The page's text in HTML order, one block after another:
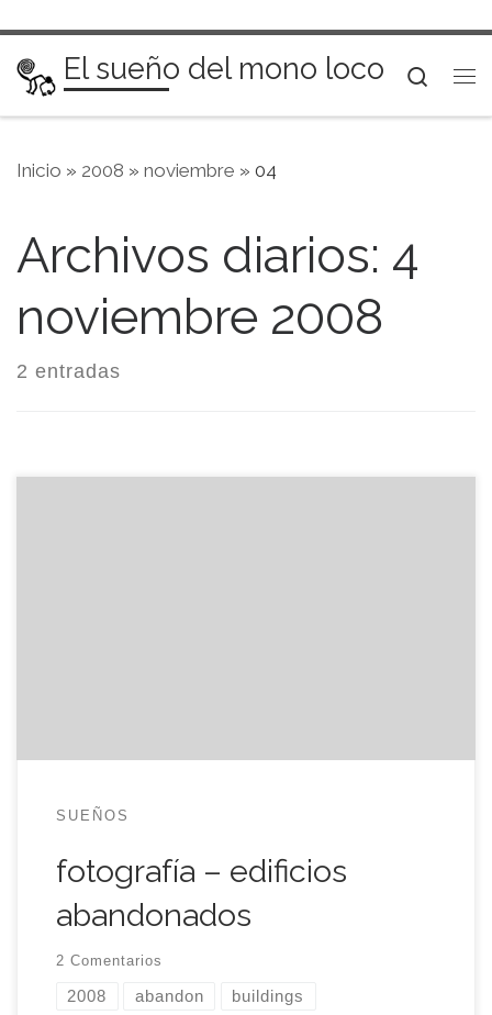
Saltar al contenido
El sueño del mono loco
Inicio » 2008 » noviembre » 04
Archivos diarios: 4
noviembre 2008
2 entradas
SUEÑOS
fotografía – edificios
abandonados
2 Comentarios
2008 abandon buildings